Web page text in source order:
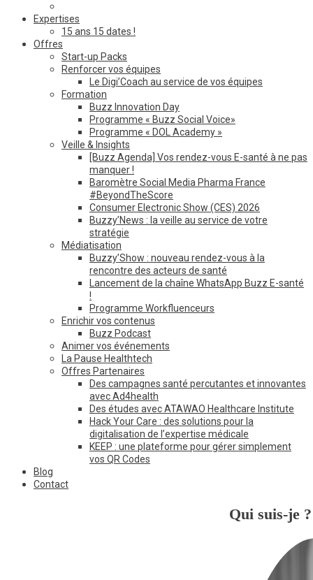
Expertises
15 ans 15 dates !
Offres
Start-up Packs
Renforcer vos équipes
Le Digi’Coach au service de vos équipes
Formation
Buzz Innovation Day
Programme « Buzz Social Voice»
Programme « DOL Academy »
Veille & Insights
[Buzz Agenda] Vos rendez-vous E-santé à ne pas
manquer !
Baromètre Social Media Pharma France
#BeyondTheScore
Consumer Electronic Show (CES) 2026
Buzzy’News : la veille au service de votre
stratégie
Médiatisation
Buzzy’Show : nouveau rendez-vous à la
rencontre des acteurs de santé
Lancement de la chaîne WhatsApp Buzz E-santé
!
Programme Workfluenceurs
Enrichir vos contenus
Buzz Podcast
Animer vos événements
La Pause Healthtech
Offres Partenaires
Des campagnes santé percutantes et innovantes
avec Ad4health
Des études avec ATAWAO Healthcare Institute
Hack Your Care : des solutions pour la
digitalisation de l’expertise médicale
KEEP : une plateforme pour gérer simplement
vos QR Codes
Blog
Contact
Qui suis-je ?